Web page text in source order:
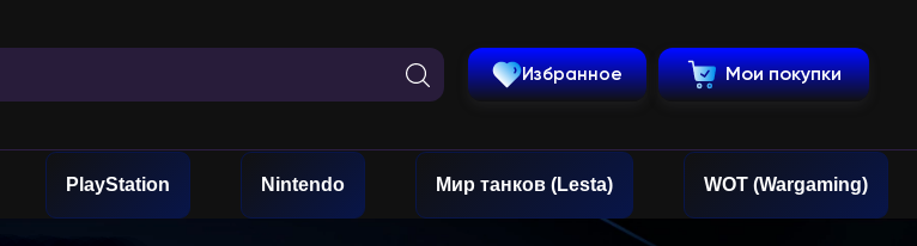
Избранное Мои покупки
PlayStation Nintendo Мир танков (Lesta) WOT (Wargaming)